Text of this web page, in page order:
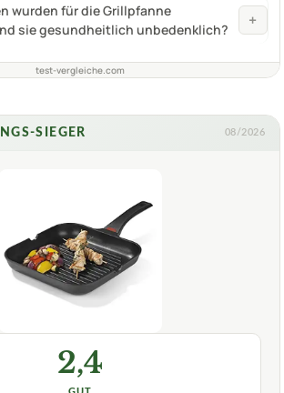
wurden für die Grillpfanne
sie gesundheitlich unbedenklich?
+
test-vergleiche.com
SIEGER 08/2026
2,4